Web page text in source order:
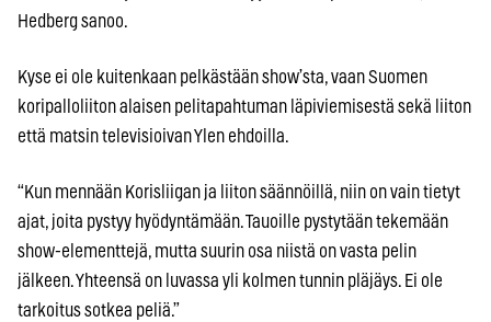
Hedberg sanoo.
Kyse ei ole kuitenkaan pelkästään show’sta, vaan Suomen
koripalloliiton alaisen pelitapahtuman läpiviemisestä sekä liiton
että matsin televisioivan Ylen ehdoilla.
“Kun mennään Korisliigan ja liiton säännöillä, niin on vain tietyt
ajat, joita pystyy hyödyntämään. Tauoille pystytään tekemään
show-elementtejä, mutta suurin osa niistä on vasta pelin
jälkeen. Yhteensä on luvassa yli kolmen tunnin pläjäys. Ei ole
tarkoitus sotkea peliä.”